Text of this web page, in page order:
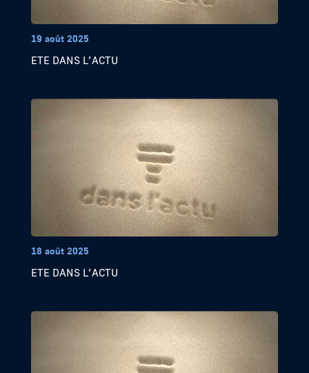
19 août 2025
ETE DANS L’ACTU
18 août 2025
ETE DANS L’ACTU